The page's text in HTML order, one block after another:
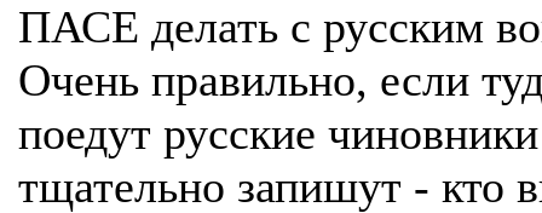
ПАСЕ делать с русским
Очень правильно, если
поедут русские
тщательно запишут - кто